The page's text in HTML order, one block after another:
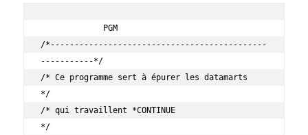
/*---------------------------------------------
-----------*/
/* Ce programme sert à épurer les datamarts
*/
/* qui travaillent *CONTINUE
*/